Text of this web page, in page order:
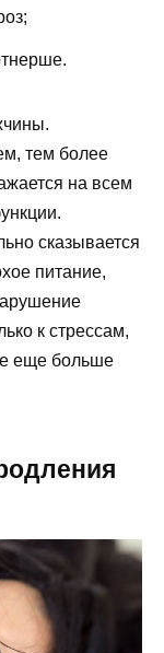
тем более
на всем
сказывается
питание,
к стрессам,
еще больше